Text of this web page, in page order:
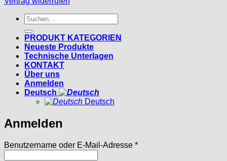
Suchen
nach:
PRODUKT KATEGORIEN
Neueste Produkte
Technische Unterlagen
KONTAKT
Über uns
Anmelden
Deutsch
Deutsch
Anmelden
Benutzername oder E-Mail-Adresse *Erforderlich